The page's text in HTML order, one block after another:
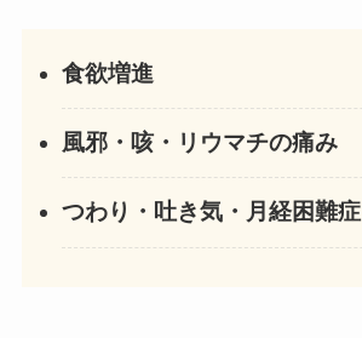
食欲増進
風邪・咳・リウマチの痛み
つわり・吐き気・月経困難症